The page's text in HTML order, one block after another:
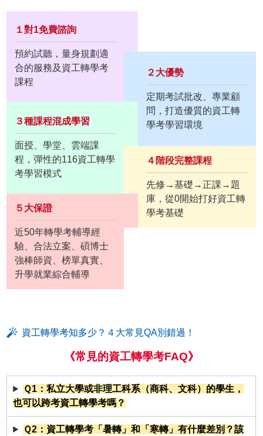
１對1免費諮詢
預約試聽，量身規劃適
合的服務及資工轉學考
課程
２大優勢
定期考試批改、專業顧
問，打造優質的資工轉
學考學習環境
３種課程混成學習
面授、學堂、雲端課
程，彈性的116資工轉學
考學習模式
４階段完整課程
先修→基礎→正課→題
庫，從0開始打好資工轉
學考基礎
５大保證
近50年轉學考輔導經
驗、合法立案、碩博士
強棒師資、榜單真實、
升學就業綜合輔導
資工轉學考知多少？４大常見QA別錯過！
《常見的資工轉學考FAQ》
Ｑ1：私立大學或非理工科系（商科、文科）的學生，
也可以跨考資工轉學考嗎？
Ｑ2：資工轉學考「暑轉」和「寒轉」有什麼差別？該